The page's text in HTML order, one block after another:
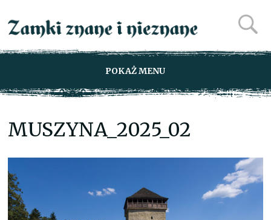
POKAŻ MENU
MUSZYNA_2025_02